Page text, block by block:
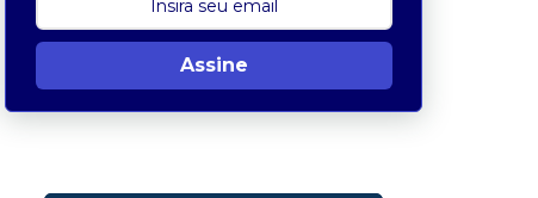
Assine